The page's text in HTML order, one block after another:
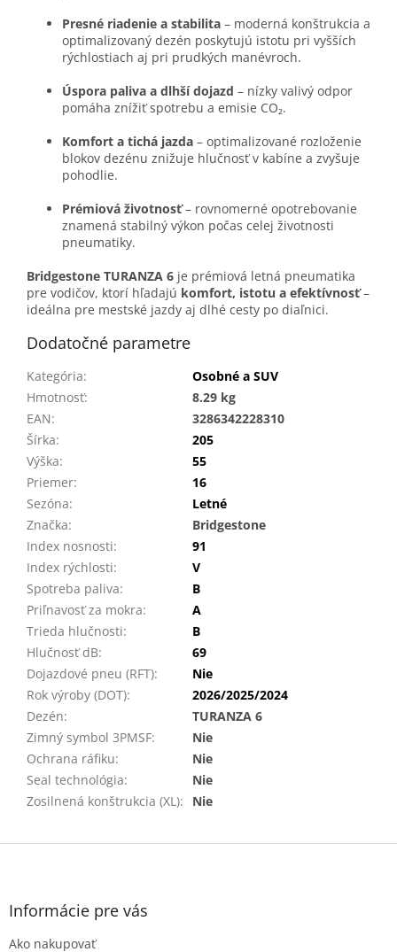
Presné riadenie a stabilita – moderná konštrukcia a
optimalizovaný dezén poskytujú istotu pri vyšších
rýchlostiach aj pri prudkých manévroch.
Úspora paliva a dlhší dojazd – nízky valivý odpor
pomáha znížiť spotrebu a emisie CO₂.
Komfort a tichá jazda – optimalizované rozloženie
blokov dezénu znižuje hlučnosť v kabíne a zvyšuje
pohodlie.
Prémiová životnosť– rovnomerné opotrebovanie
znamená stabilný výkon počas celej životnosti
pneumatiky.
Bridgestone TURANZA 6 je prémiová letná pneumatika
pre vodičov, ktorí hľadajú komfort, istotu a efektívnosť–
ideálna pre mestské jazdy aj dlhé cesty po diaľnici.
Dodatočné parametre
Kategória:
Osobné a SUV
Hmotnosť:
8.29 kg
EAN:
3286342228310
Šírka:
205
Výška:
55
Priemer:
16
Sezóna:
Letné
Značka:
Bridgestone
Index nosnosti:
91
Index rýchlosti:
V
Spotreba paliva:
B
Priľnavosť za mokra:
A
Trieda hlučnosti:
B
Hlučnosť dB:
69
Dojazdové pneu (RFT):
Nie
Rok výroby (DOT):
2026/2025/2024
Dezén:
TURANZA 6
Zimný symbol 3PMSF:
Nie
Ochrana ráfiku:
Nie
Seal technológia:
Nie
Zosilnená konštrukcia (XL): Nie
Z
Informácie pre vás
Ako nakupovať